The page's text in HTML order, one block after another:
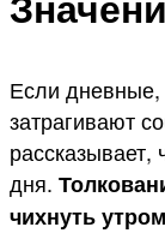
Если дневные,
затрагивают
рассказывает,
дня.
чихнуть